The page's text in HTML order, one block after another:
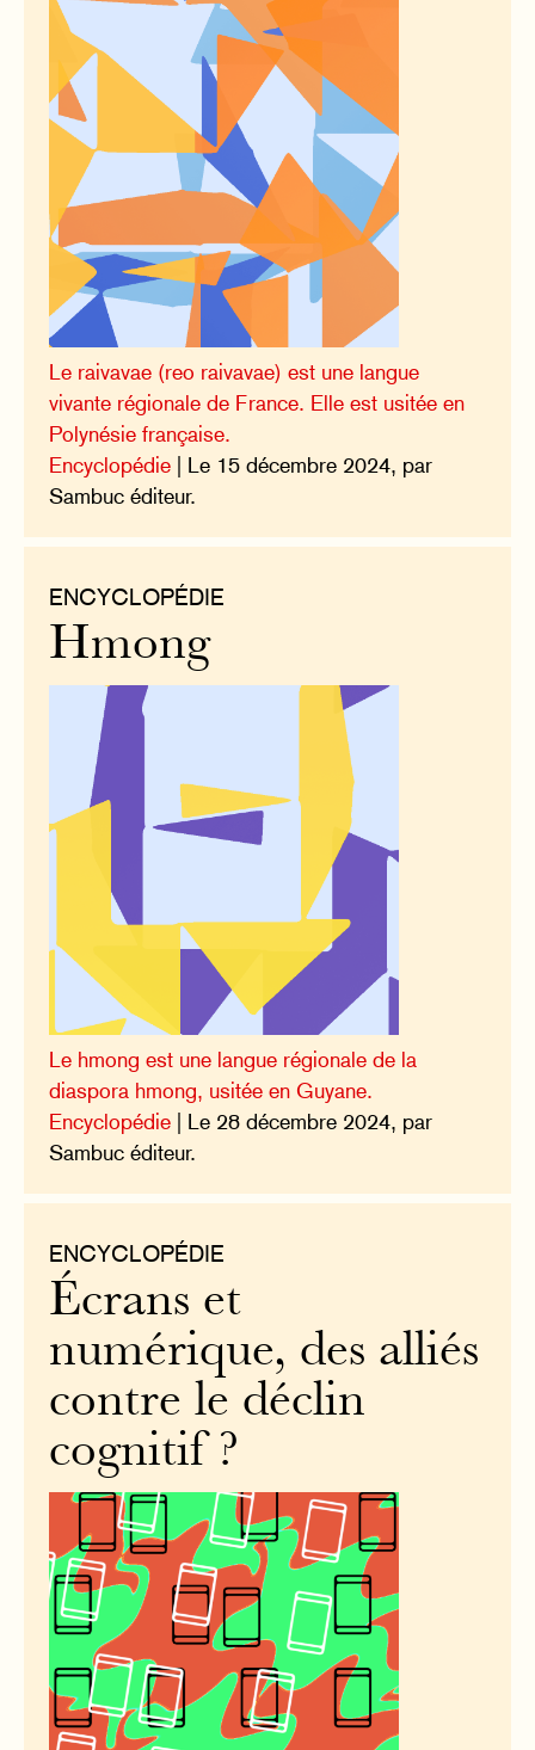
Le raivavae (reo raivavae) est une langue
vivante régionale de France. Elle est usitée en
Polynésie française.
Encyclopédie | Le 15 décembre 2024, par
Sambuc éditeur.
ENCYCLOPÉDIE
Hmong
Le hmong est une langue régionale de la
diaspora hmong, usitée en Guyane.
Encyclopédie | Le 28 décembre 2024, par
Sambuc éditeur.
ENCYCLOPÉDIE
Écrans et
numérique, des alliés
contre le déclin
cognitif ?